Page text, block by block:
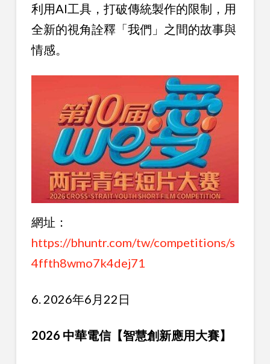
利用AI工具，打破傳統製作的限制，用
全新的視角詮釋「我們」之間的故事與
情感。
網址：
https://bhuntr.com/tw/competitions/s
4ffth8wmo7k4dej71
6. 2026年6月22日
2026 中華電信【智慧創新應用大賽】